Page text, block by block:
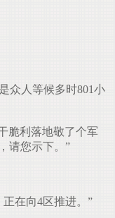
众人等候多时801小
脆利落地敬了个军
请您示下。”
在向4区推进。”